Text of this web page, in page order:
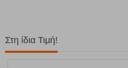
Στη ίδια Τιμή!